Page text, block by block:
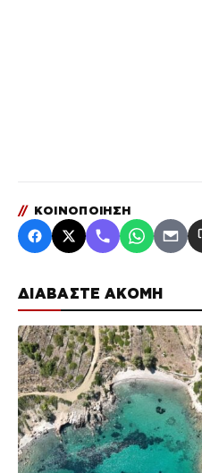
ΔΙΑΒΑΣΤΕ ΑΚΟΜΗ
// ΚΟΙΝΟΠΟΙΗΣΗ